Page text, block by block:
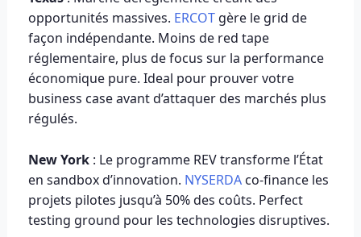
opportunités massives. ERCOT gère le grid de
façon indépendante. Moins de red tape
réglementaire, plus de focus sur la performance
économique pure. Ideal pour prouver votre
business case avant d’attaquer des marchés plus
régulés.
New York : Le programme REV transforme l’État
en sandbox d’innovation. NYSERDA co-finance les
projets pilotes jusqu’à 50% des coûts. Perfect
testing ground pour les technologies disruptives.